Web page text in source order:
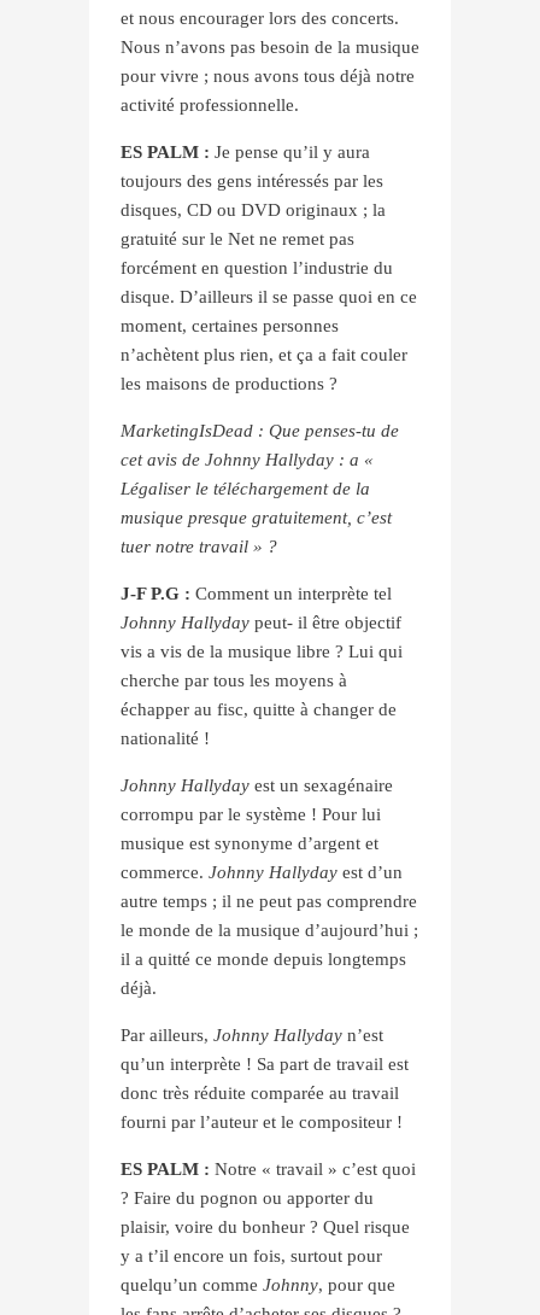
et nous encourager lors des concerts.
Nous n’avons pas besoin de la musique
pour vivre ; nous avons tous déjà notre
activité professionnelle.
ES PALM : Je pense qu’il y aura
toujours des gens intéressés par les
disques, CD ou DVD originaux ; la
gratuité sur le Net ne remet pas
forcément en question l’industrie du
disque. D’ailleurs il se passe quoi en ce
moment, certaines personnes
n’achètent plus rien, et ça a fait couler
les maisons de productions ?
MarketingIsDead : Que penses-tu de
cet avis de Johnny Hallyday : a «
Légaliser le téléchargement de la
musique presque gratuitement, c’est
tuer notre travail » ?
J-F P.G : Comment un interprète tel
Johnny Hallyday peut- il être objectif
vis a vis de la musique libre ? Lui qui
cherche par tous les moyens à
échapper au fisc, quitte à changer de
nationalité !
Johnny Hallyday est un sexagénaire
corrompu par le système ! Pour lui
musique est synonyme d’argent et
commerce. Johnny Hallyday est d’un
autre temps ; il ne peut pas comprendre
le monde de la musique d’aujourd’hui ;
il a quitté ce monde depuis longtemps
déjà.
Par ailleurs, Johnny Hallyday n’est
qu’un interprète ! Sa part de travail est
donc très réduite comparée au travail
fourni par l’auteur et le compositeur !
ES PALM : Notre « travail » c’est quoi
? Faire du pognon ou apporter du
plaisir, voire du bonheur ? Quel risque
y a t’il encore un fois, surtout pour
quelqu’un comme Johnny, pour que